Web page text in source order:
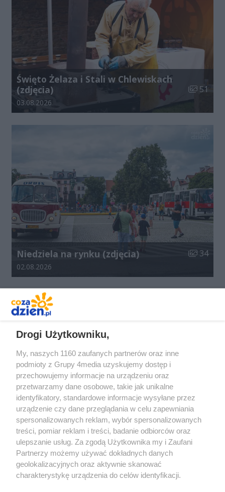
Święto Żelaza i Stali w Chlewiskach
(zdjęcia)
Liczba
51
Data dodania galerii:
03.08.2026
Niedziela na rynku (zdjęcia) Liczba
34
Data dodania galerii:
02.08.2026
Redakcja Reklama Prywatność
Praca Łódź
the:protocol
Drogi Użytkowniku,
My, naszych 1160 zaufanych partnerów oraz inne
podmioty z Grupy 4media uzyskujemy dostęp i
przechowujemy informacje na urządzeniu oraz
przetwarzamy dane osobowe, takie jak unikalne
identyfikatory, standardowe informacje wysyłane przez
urządzenie czy dane przeglądania w celu zapewniania
spersonalizowanych reklam, wybór spersonalizowanych
treści, pomiar reklam i treści, badanie odbiorców oraz
ulepszanie usług. Za zgodą Użytkownika my i Zaufani
Partnerzy możemy używać dokładnych danych
geolokalizacyjnych oraz aktywnie skanować
charakterystykę urządzenia do celów identyfikacji.